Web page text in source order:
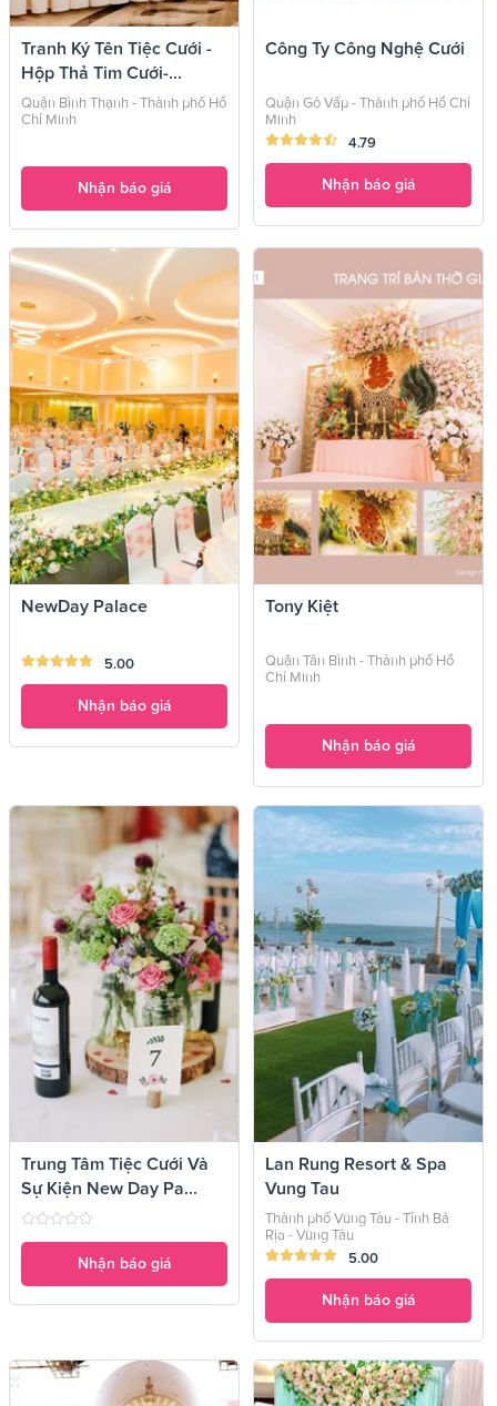
Tranh Ký Tên Tiệc Cưới -
Hộp Thả Tim Cưới-...
Quận Bình Thạnh - Thành phố Hồ
Chí Minh
Nhận báo giá
Công Ty Công Nghệ Cưới
Quận Gò Vấp - Thành phố Hồ Chí
Minh
4.79
Nhận báo giá
NewDay Palace
5.00
Nhận báo giá
Tony Kiệt
Quận Tân Bình - Thành phố Hồ
Chí Minh
Nhận báo giá
Trung Tâm Tiệc Cưới Và
Sự Kiện New Day Pa...
Nhận báo giá
Lan Rung Resort & Spa
Vung Tau
Thành phố Vũng Tàu - Tỉnh Bà
Rịa - Vũng Tàu
5.00
Nhận báo giá